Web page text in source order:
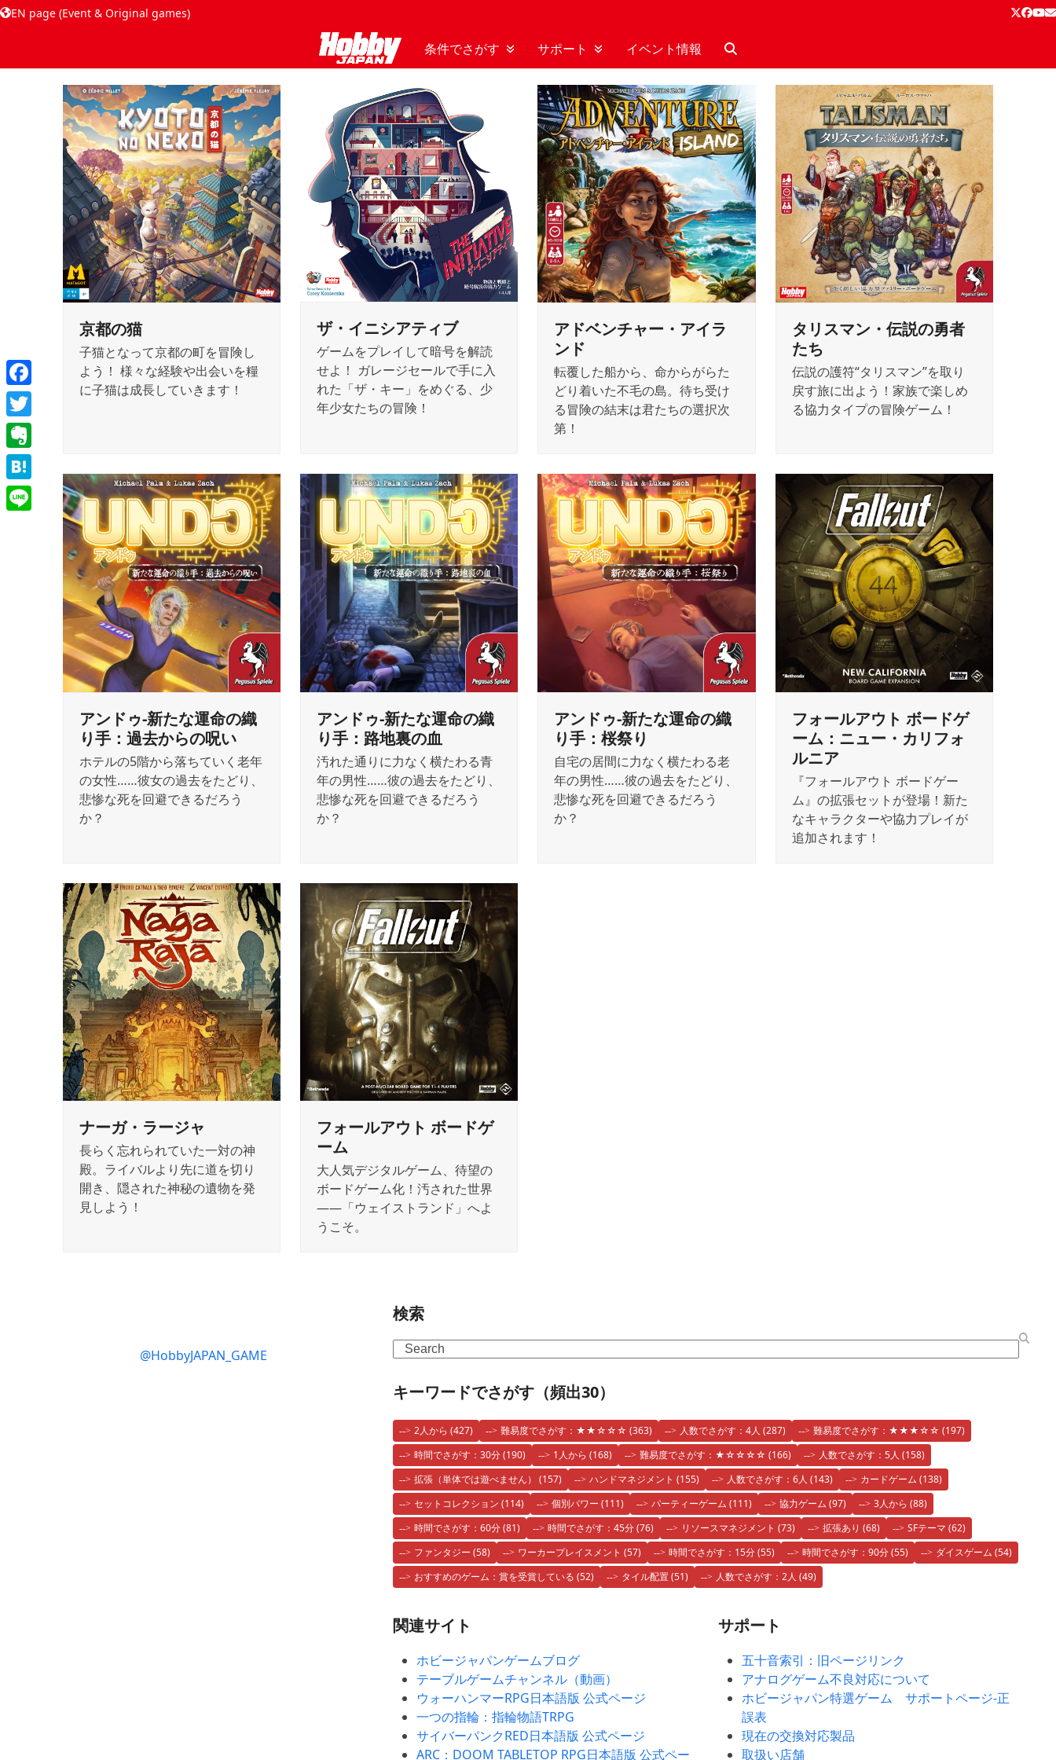
EN page (Event & Original games) Twitter
条件でさがす サポート イベント情報
京都の猫
子猫となって京都の町を冒険し
よう！ 様々な経験や出会いを糧
に子猫は成長していきます！
ザ・イニシアティブ
ゲームをプレイして暗号を解読
せよ！ ガレージセールで手に入
れた「ザ・キー」をめぐる、少
年少女たちの冒険！
アドベンチャー・アイラ
ンド
転覆した船から、命からがらた
どり着いた不毛の島。待ち受け
る冒険の結末は君たちの選択次
第！
タリスマン・伝説の勇者
たち
伝説の護符“タリスマン”を取り
戻す旅に出よう！家族で楽しめ
る協力タイプの冒険ゲーム！
アンドゥ-新たな運命の織
り手：過去からの呪い
ホテルの5階から落ちていく老年
の女性……彼女の過去をたどり、
悲惨な死を回避できるだろう
か？
アンドゥ-新たな運命の織
り手：路地裏の血
汚れた通りに力なく横たわる青
年の男性……彼の過去をたどり、
悲惨な死を回避できるだろう
か？
アンドゥ-新たな運命の織
り手：桜祭り
自宅の居間に力なく横たわる老
年の男性……彼の過去をたどり、
悲惨な死を回避できるだろう
か？
フォールアウト ボードゲ
ーム：ニュー・カリフォ
ルニア
『フォールアウト ボードゲー
ム』の拡張セットが登場！新た
なキャラクターや協力プレイが
追加されます！
ナーガ・ラージャ
長らく忘れられていた一対の神
殿。ライバルより先に道を切り
開き、隠された神秘の遺物を発
見しよう！
フォールアウト ボードゲ
ーム
大人気デジタルゲーム、待望の
ボードゲーム化！汚された世界
――「ウェイストランド」へよ
うこそ。
@HobbyJAPAN_GAME
検索
Search
キーワードでさがす（頻出30）
2人から (427) 難易度でさがす：★★☆☆☆ (363) 人数でさがす：4人 (287) 難易度でさがす：★★★☆☆ (197)
時間でさがす：30分(190) 1人から (168) 難易度でさがす：★☆☆☆☆ (166) 人数でさがす：5人 (158)
拡張（単体では遊べません） (157) ハンドマネジメント (155) 人数でさがす：6人 (143) カードゲーム (138)
セットコレクション (114) 個別パワー (111) パーティーゲーム (111) 協力ゲーム (97) 3人から (88)
時間でさがす：60分(81) 時間でさがす：45分(76) リソースマネジメント (73) 拡張あり (68) SFテーマ (62)
ファンタジー (58) ワーカープレイスメント (57) 時間でさがす：15分(55) 時間でさがす：90分(55) ダイスゲーム (54)
おすすめのゲーム：賞を受賞している (52) タイル配置(51) 人数でさがす：2人 (49)
関連サイト
ホビージャパンゲームブログ
テーブルゲームチャンネル（動画）
ウォーハンマーRPG日本語版 公式ページ
一つの指輪：指輪物語TRPG
サイバーパンクRED日本語版 公式ページ
ARC：DOOM TABLETOP RPG日本語版 公式ペー
サポート
五十音索引：旧ページリンク
アナログゲーム不良対応について
ホビージャパン特選ゲーム サポートページ-正
誤表
現在の交換対応製品
取扱い店舗
Facebook
Twitter
Evernote
Hatena